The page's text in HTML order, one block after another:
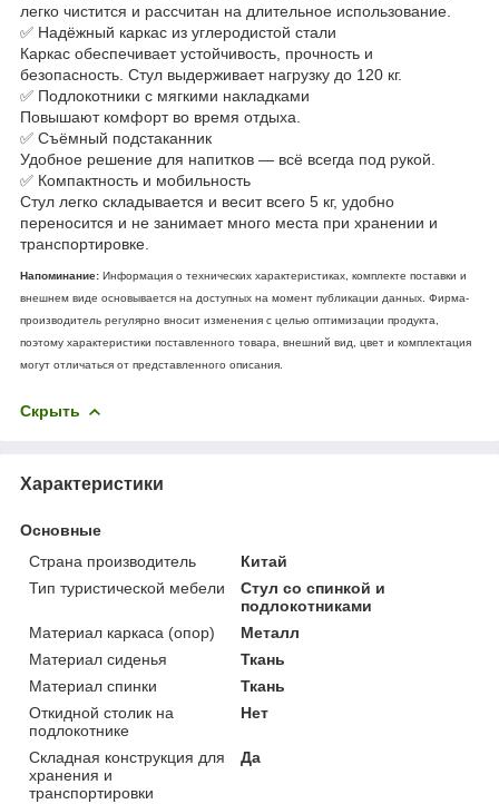
легко чистится и рассчитан на длительное использование.
✅ Надёжный каркас из углеродистой стали
Каркас обеспечивает устойчивость, прочность и
безопасность. Стул выдерживает нагрузку до 120 кг.
✅ Подлокотники с мягкими накладками
Повышают комфорт во время отдыха.
✅ Съёмный подстаканник
Удобное решение для напитков — всё всегда под рукой.
✅ Компактность и мобильность
Стул легко складывается и весит всего 5 кг, удобно
переносится и не занимает много места при хранении и
транспортировке.
Напоминание: Информация о технических характеристиках, комплекте поставки и
внешнем виде основывается на доступных на момент публикации данных. Фирма-
производитель регулярно вносит изменения с целью оптимизации продукта,
поэтому характеристики поставленного товара, внешний вид, цвет и комплектация
могут отличаться от представленного описания.
Скрыть
Характеристики
Основные
Страна производитель
Китай
Тип туристической мебели
Стул со спинкой и
подлокотниками
Материал каркаса (опор)
Металл
Материал сиденья
Ткань
Материал спинки
Ткань
Откидной столик на
подлокотнике
Нет
Складная конструкция для
хранения и
транспортировки
Да